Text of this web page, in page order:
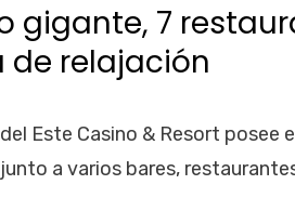
gigante, 7
de relajación
Este Casino & Resort posee
a varios bares,